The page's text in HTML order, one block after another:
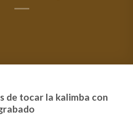
de tocar la kalimba con